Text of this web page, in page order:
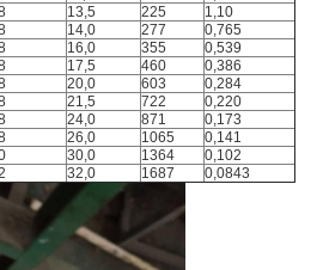
13,5 225
1,10
14,0 277
0,765
16,0 355
0,539
17,5 460
0,386
20,0 603
0,284
21,5 722
0,220
24,0 871
0,173
26,0 1065
0,141
30,0 1364
0,102
32,0 1687 0,0843